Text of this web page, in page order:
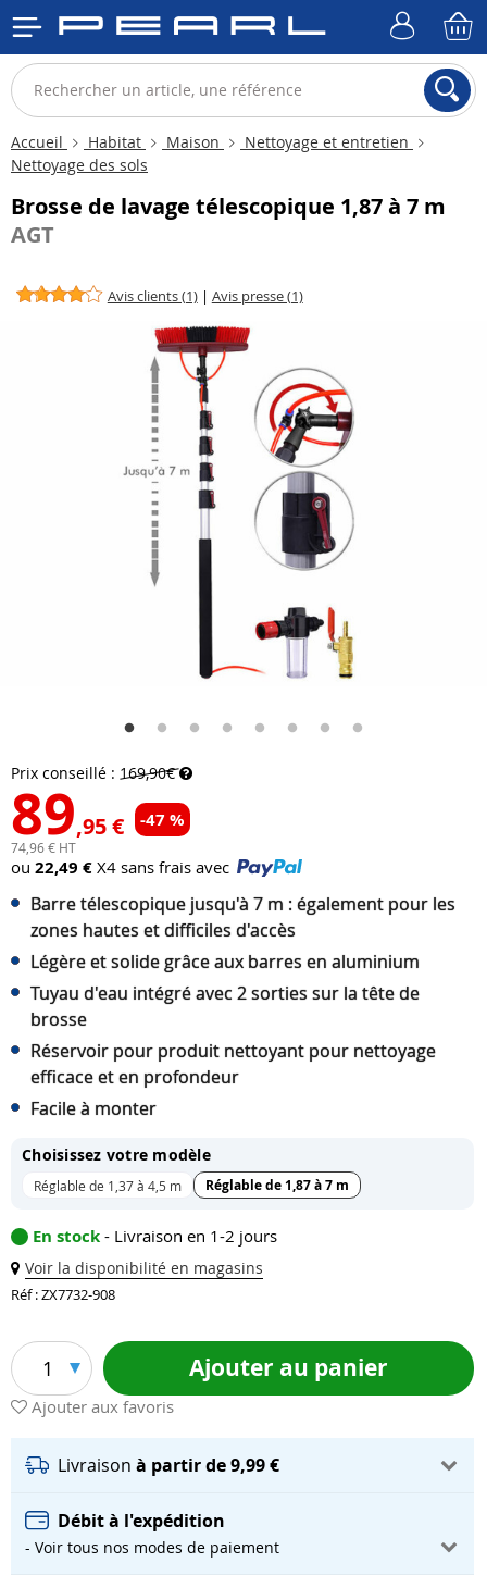
Accueil Habitat Maison
Nettoyage et entretien
Nettoyage des sols
Brosse de lavage télescopique 1,87 à 7 m
AGT
Avis clients (1) | Avis presse (1)
Prix conseillé : 169,90€
89,95 € -47 %
74,96 € HT
ou 22,49 € X4 sans frais avec
Barre télescopique jusqu'à 7 m : également pour les
zones hautes et difficiles d'accès
Légère et solide grâce aux barres en aluminium
Tuyau d'eau intégré avec 2 sorties sur la tête de
brosse
Réservoir pour produit nettoyant pour nettoyage
efficace et en profondeur
Facile à monter
Choisissez votre modèle
Réglable de 1,37 à 4,5 m Réglable de 1,87 à 7 m
En stock - Livraison en 1-2 jours
Voir la disponibilité en magasins
Réf : ZX7732-908
1 Ajouter au panier
Ajouter aux favoris
Livraison à partir de 9,99 €
Débit à l'expédition
- Voir tous nos modes de paiement